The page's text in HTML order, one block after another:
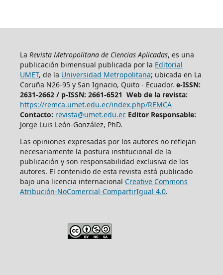
La Revista Metropolitana de Ciencias Aplicadas, es una
publicación bimensual publicada por la Editorial
UMET, de la Universidad Metropolitana; ubicada en La
Coruña N26-95 y San Ignacio, Quito - Ecuador. e-ISSN:
2631-2662 / p-ISSN: 2661-6521 Web de la revista:
https://remca.umet.edu.ec/index.php/REMCA
Contacto: revista@umet.edu.ec Editor Responsable:
Jorge Luis León-González, PhD.
Las opiniones expresadas por los autores no reflejan
necesariamente la postura institucional de la
publicación y son responsabilidad exclusiva de los
autores. El contenido de esta revista está publicado
bajo una licencia internacional Creative Commons
Atribución-NoComercial-CompartirIgual 4.0.